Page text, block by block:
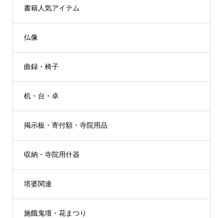
書籍人気アイテム
仏像
曲録・椅子
机・台・卓
掲示板・寄付額・寺院用品
収納・寺院用什器
塔婆関連
施餓鬼壇・花まつり